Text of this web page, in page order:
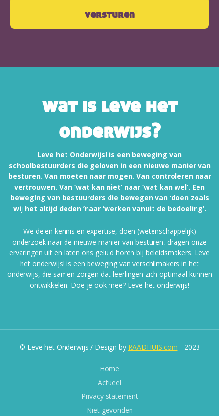
wat is leve het
onderwijs?
Leve het Onderwijs! is een beweging van
schoolbestuurders die geloven in een nieuwe manier van
besturen. Van moeten naar mogen. Van controleren naar
vertrouwen. Van ‘wat kan niet’ naar ‘wat kan wel’. Een
beweging van bestuurders die bewegen van ‘doen zoals
wij het altijd deden ’naar ‘werken vanuit de bedoeling’.
We delen kennis en expertise, doen (wetenschappelijk)
onderzoek naar de nieuwe manier van besturen, dragen onze
ervaringen uit en laten ons geluid horen bij beleidsmakers. Leve
het onderwijs! is een beweging van verschilmakers in het
onderwijs, die samen zorgen dat leerlingen zich optimaal kunnen
ontwikkelen. Doe je ook mee? Leve het onderwijs!
© Leve het Onderwijs / Design by RAADHUIS.com - 2023
Home
Actueel
Privacy statement
Niet gevonden